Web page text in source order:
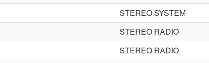
STEREO SYSTEM
STEREO RADIO
STEREO RADIO